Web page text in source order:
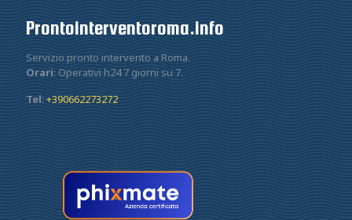
Prontointerventoroma.info
Servizio pronto intervento a Roma.
Orari: Operativi h24 7 giorni su 7.
Tel: +390662273272